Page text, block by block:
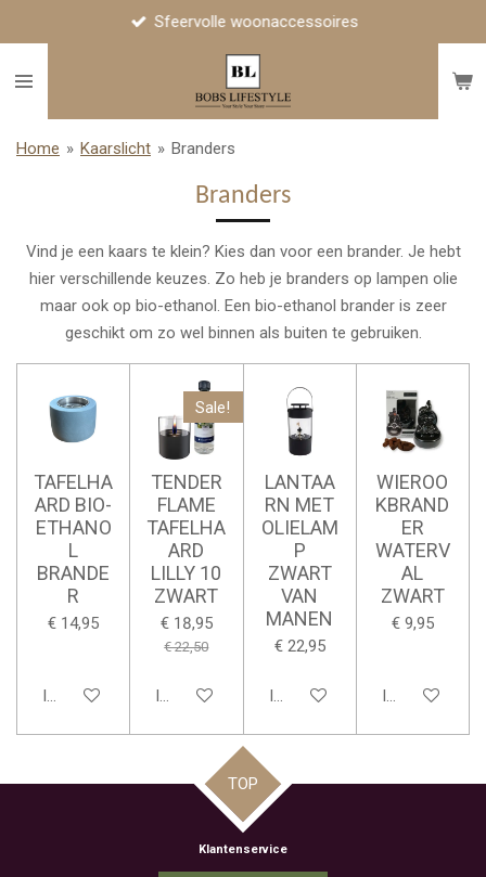
naar
Sfeervolle woonaccessoires
Home » Kaarslicht » Branders
Branders
Vind je een kaars te klein? Kies dan voor een brander. Je hebt
hier verschillende keuzes. Zo heb je branders op lampen olie
maar ook op bio-ethanol. Een bio-ethanol brander is zeer
geschikt om zo wel binnen als buiten te gebruiken.
TAFELHA
ARD BIO-
ETHANO
L
BRANDE
R
€ 14,95
In winkelwagen
Sale!
TENDER
FLAME
TAFELHA
ARD
LILLY 10
ZWART
€ 18,95
€ 22,50
In winkelwagen
LANTAA
RN MET
OLIELAM
P
ZWART
VAN
MANEN
€ 22,95
In winkelwagen
WIEROO
KBRAND
ER
WATERV
AL
ZWART
€ 9,95
In
TOP
Klantenservice